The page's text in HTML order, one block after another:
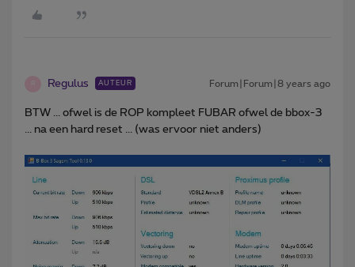
Regulus AUTEUR Forum|Forum|8 years ago
BTW ... ofwel is de ROP kompleet FUBAR ofwel de bbox-3
... na een hard reset ... (was ervoor niet anders)